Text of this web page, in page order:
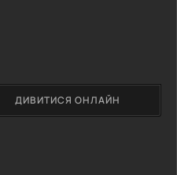
ДИВИТИСЯ ОНЛАЙН